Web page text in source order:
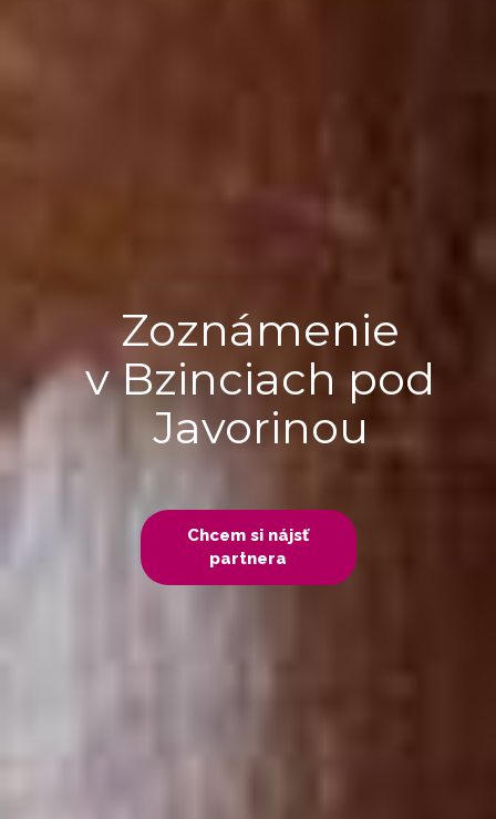
Chcem si nájsť
partnera
Zoznámenie
v Bzinciach pod
Javorinou